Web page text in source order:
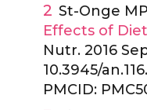
St-Onge
Effects of
Nutr. 2016
10.3945/
PMCID: